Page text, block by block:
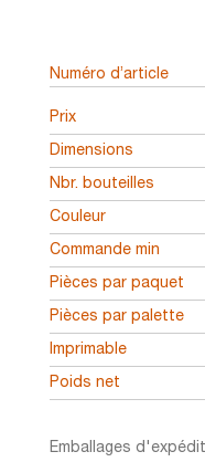
Numéro d’article
Prix
Dimensions
Nbr. bouteilles
Couleur
Commande min
Pièces par paquet
Pièces par palette
Imprimable
Poids net
Emballages